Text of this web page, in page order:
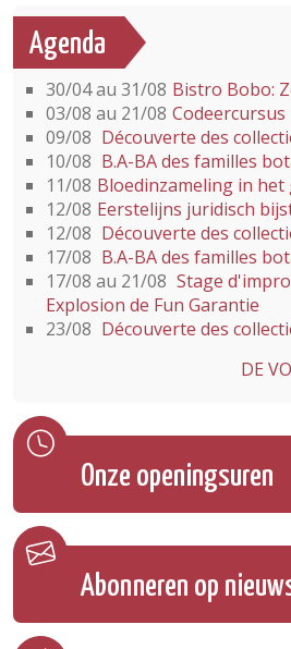
Agenda
30/04 au 31/08 Bistro Bobo:
03/08 au 21/08 Codeercursus
09/08 Découverte des
10/08 B.A-BA des familles
11/08 Bloedinzameling in het
12/08 Eerstelijns juridisch
12/08 Découverte des
17/08 B.A-BA des familles
17/08 au 21/08 Stage
Explosion de Fun Garantie
23/08 Découverte des
DE
Onze openingsuren
Abonneren op